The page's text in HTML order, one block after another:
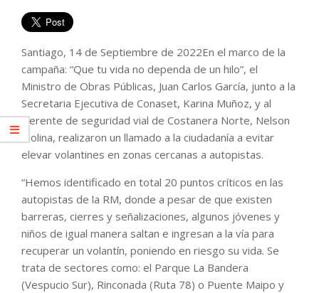
Santiago, 14 de Septiembre de 2022En el marco de la
campaña: “Que tu vida no dependa de un hilo”, el
Ministro de Obras Públicas, Juan Carlos García, junto a la
Secretaria Ejecutiva de Conaset, Karina Muñoz, y al
Gerente de seguridad vial de Costanera Norte, Nelson
Molina, realizaron un llamado a la ciudadanía a evitar
elevar volantines en zonas cercanas a autopistas.
“Hemos identificado en total 20 puntos críticos en las
autopistas de la RM, donde a pesar de que existen
barreras, cierres y señalizaciones, algunos jóvenes y
niños de igual manera saltan e ingresan a la vía para
recuperar un volantín, poniendo en riesgo su vida. Se
trata de sectores como: el Parque La Bandera
(Vespucio Sur), Rinconada (Ruta 78) o Puente Maipo y